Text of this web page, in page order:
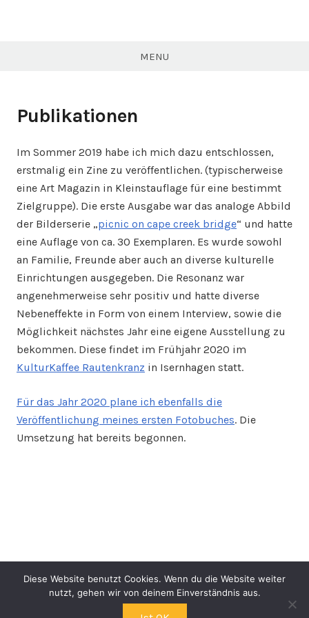
MENU
Publikationen
Im Sommer 2019 habe ich mich dazu entschlossen,
erstmalig ein Zine zu veröffentlichen. (typischerweise
eine Art Magazin in Kleinstauflage für eine bestimmt
Zielgruppe). Die erste Ausgabe war das analoge Abbild
der Bilderserie „picnic on cape creek bridge“ und hatte
eine Auflage von ca. 30 Exemplaren. Es wurde sowohl
an Familie, Freunde aber auch an diverse kulturelle
Einrichtungen ausgegeben. Die Resonanz war
angenehmerweise sehr positiv und hatte diverse
Nebeneffekte in Form von einem Interview, sowie die
Möglichkeit nächstes Jahr eine eigene Ausstellung zu
bekommen. Diese findet im Frühjahr 2020 im
KulturKaffee Rautenkranz in Isernhagen statt.
Für das Jahr 2020 plane ich ebenfalls die
Veröffentlichung meines ersten Fotobuches. Die
Umsetzung hat bereits begonnen.
| Theme by
Diese Website benutzt Cookies. Wenn du die Website weiter
nutzt, gehen wir von deinem Einverständnis aus.